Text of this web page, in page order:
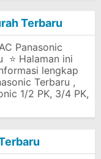
Terbaru
Panasonic
⭐ Halaman ini
lengkap
Terbaru ,
1/2 PK, 3/4 PK,